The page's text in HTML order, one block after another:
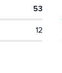
53
12